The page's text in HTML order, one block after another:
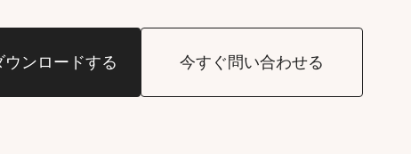
ウンロードする 今すぐ問い合わせる